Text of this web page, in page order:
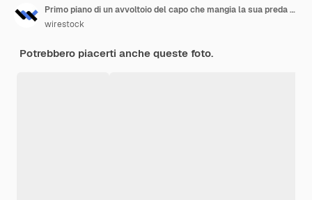
Primo piano di un avvoltoio del capo che mangia la sua preda a terra sotto la luce del sole di giorno
wirestock
Potrebbero piacerti anche queste foto.